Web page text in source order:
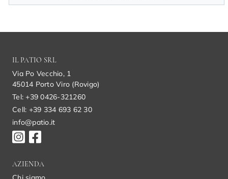
IL PATIO SRL
Via Po Vecchio, 1
45014 Porto Viro (Rovigo)
Tel: +39 0426-321260
Cell: +39 334 693 62 30
info@patio.it
AZIENDA